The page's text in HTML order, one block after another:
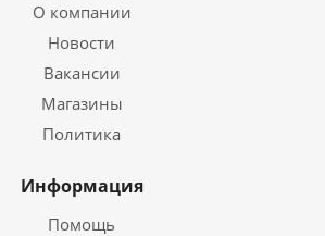
О компании
Новости
Вакансии
Магазины
Политика
Информация
Помощь